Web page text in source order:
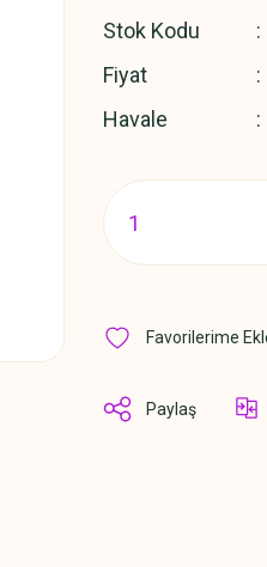
Stok Kodu
Fiyat
Havale
Paylaş